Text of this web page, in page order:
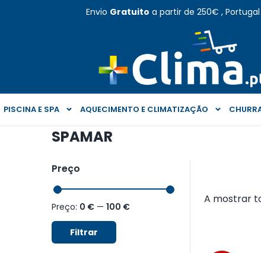
Envio Gratuito a partir de 250€ ,
PISCINA E SPA AQUECIMENTO E CLIMATIZAÇÃO
SPAMAR
A mostrar
Preço
Filtrar
Preço: 0 € — 100 €